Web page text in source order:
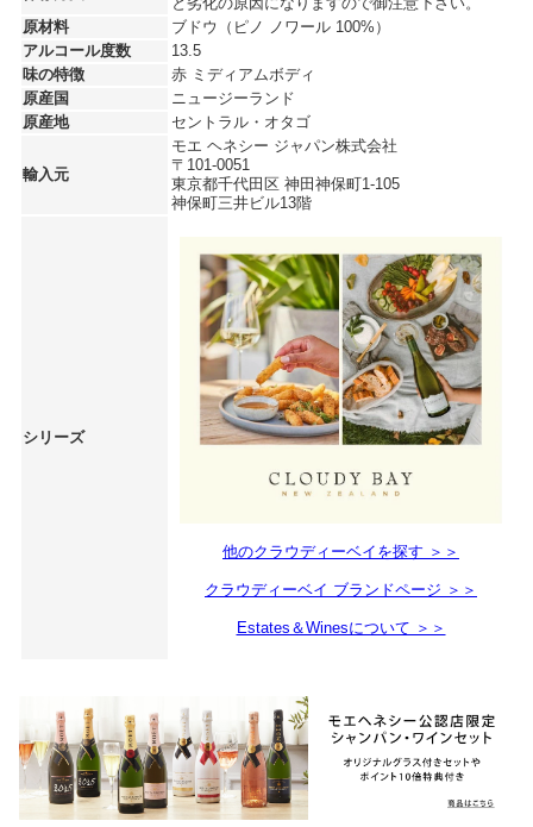
原材料
ブドウ（ピノ ノワール 100%）
アルコール度数
13.5
味の特徴
赤 ミディアムボディ
原産国
ニュージーランド
原産地
セントラル・オタゴ
輸入元
モエ ヘネシー ジャパン株式会社
〒101-0051
東京都千代田区 神田神保町1-105
神保町三井ビル13階
シリーズ
他のクラウディーベイを探す ＞＞
クラウディーベイ ブランドページ ＞＞
Estates＆Winesについて ＞＞